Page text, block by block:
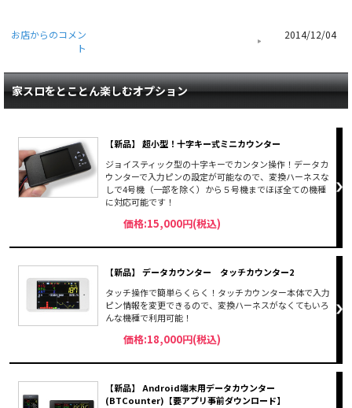
お店からのコメン
ト
2014/12/04
家スロをとことん楽しむオプション
【新品】 超小型！十字キー式ミニカウンター
ジョイスティック型の十字キーでカンタン操作！データカ
ウンターで入力ピンの設定が可能なので、変換ハーネスな
しで4号機（一部を除く）から５号機までほぼ全ての機種
に対応可能です！
価格:15,000円(税込)
【新品】 データカウンター タッチカウンター2
タッチ操作で簡単らくらく！タッチカウンター本体で入力
ピン情報を変更できるので、変換ハーネスがなくてもいろ
んな機種で利用可能！
価格:18,000円(税込)
【新品】 Android端末用データカウンター
(BTCounter)【要アプリ事前ダウンロード】